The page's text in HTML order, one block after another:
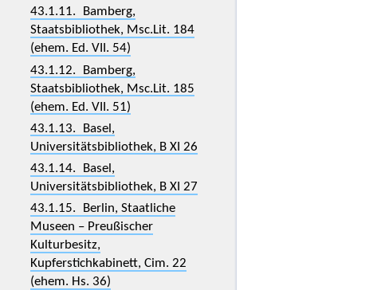
43.1.11. Bamberg,
Staatsbibliothek, Msc.Lit. 184
(ehem. Ed. VII. 54)
43.1.12. Bamberg,
Staatsbibliothek, Msc.Lit. 185
(ehem. Ed. VII. 51)
43.1.13. Basel,
Universitätsbibliothek, B XI 26
43.1.14. Basel,
Universitätsbibliothek, B XI 27
43.1.15. Berlin, Staatliche
Museen – Preußischer
Kulturbesitz,
Kupferstichkabinett, Cim. 22
(ehem. Hs. 36)